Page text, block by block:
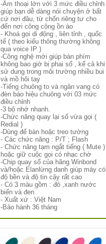
-Âm thoại lớn với 3 mức điều chỉnh
giúp bạn dễ dàng nói chuyện ở bất
cứ nơi đâu, từ chốn riêng tư cho
đến nơi công cộng ồn ào
- Khoá gọi di động , liên tỉnh , quốc
tế ( theo kiểu thông thường không
qua voice IP )
-Công nghệ mới giúp bàn phím
không bao giờ bị phai số , kể cả khi
sử dung trong môi trường nhiều bui
và mồ hôi tay
-Tiếng chuông to và ngân vang có
đèn báo hiệu chuông với 03 mức
điều chỉnh
-3 bộ nhớ nhanh.
-Chức năng quay lại số vừa gọi (
Redial )
-Dùng để bàn hoặc treo tường
- Các chức năng : P/T ; Flash
- Chức năng tạm ngắt tiếng ( Mute )
hoặc giữ cuộc gọi có nhạc chờ
-Chip quay số của hãng Winbond
và/hoặc Elanlừng danh giúp máy có
độ bền và độ tin cậy rất cao
- Có 3 màu gồm : đỏ ,xanh nước
biển và đen
- Xuất xứ : Việt Nam
-Bảo hành 36 tháng